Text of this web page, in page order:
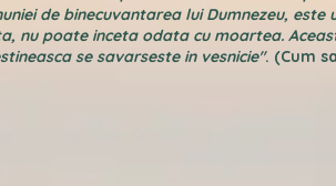
de binecuvantarea lui Dumnezeu,
nu poate inceta odata cu moartea.
se savarseste in vesnicie". (Cum